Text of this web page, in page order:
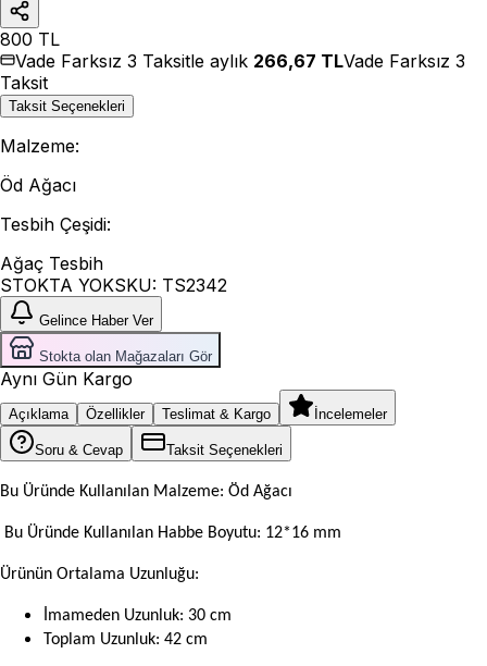
800 TL
Vade Farksız 3 Taksitle aylık 266,67 TLVade Farksız 3
Taksit
Taksit Seçenekleri
Malzeme:
Öd Ağacı
Tesbih Çeşidi:
Ağaç Tesbih
STOKTA YOKSKU: TS2342
Gelince Haber Ver
Stokta olan Mağazaları Gör
Aynı Gün Kargo
Açıklama Özellikler Teslimat & Kargo İncelemeler
Soru & Cevap Taksit Seçenekleri
Bu Üründe Kullanılan Malzeme: Öd Ağacı
Bu Üründe Kullanılan Habbe Boyutu: 12*16 mm
Ürünün Ortalama Uzunluğu:
İmameden Uzunluk: 30 cm
Toplam Uzunluk: 42 cm